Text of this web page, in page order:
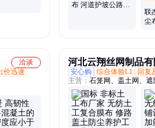
布 河道护坡公路养
联
尘
洽谈
价迅速
河北云翔丝网制品有
安心购
综合体验L1 回复
主营： 石笼网、盖土网、遮
格室、工程材料、复合土
网、勾花网、电焊网、钢
尘网、蓄水板、刀片刺绳